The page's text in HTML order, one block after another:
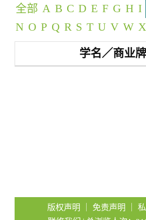
全部 A B C D E F G H I
N O P Q R S T U V W X
学名／商业
版权声明 免责声明